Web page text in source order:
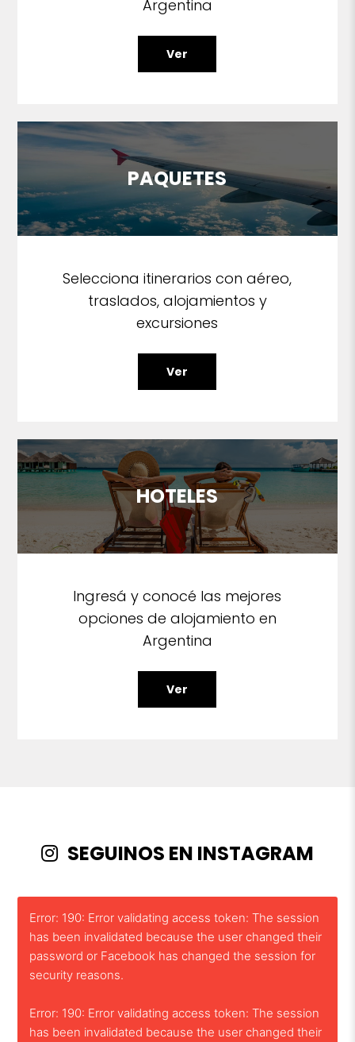
Argentina
Ver
PAQUETES
Selecciona itinerarios con aéreo,
traslados, alojamientos y
excursiones
Ver
HOTELES
Ingresá y conocé las mejores
opciones de alojamiento en
Argentina
Ver
SEGUINOS EN INSTAGRAM
Error: 190: Error validating access token: The session
has been invalidated because the user changed their
password or Facebook has changed the session for
security reasons.
Error: 190: Error validating access token: The session
has been invalidated because the user changed their